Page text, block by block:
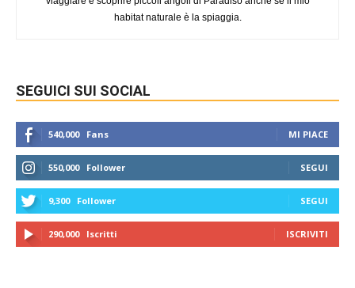
habitat naturale è la spiaggia.
SEGUICI SUI SOCIAL
540,000 Fans MI PIACE
550,000 Follower SEGUI
9,300 Follower SEGUI
290,000 Iscritti ISCRIVITI